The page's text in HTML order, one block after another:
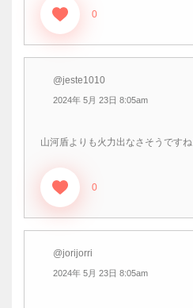
0
@jeste1010
2024年 5月 23日 8:05am
山河盾よりも火力出なさそうですね
0
@jorijorri
2024年 5月 23日 8:05am